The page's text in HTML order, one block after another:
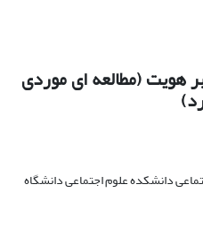
هویت (مطالعه ای موردی
دانشکده علوم اجتماعی دانشگاه